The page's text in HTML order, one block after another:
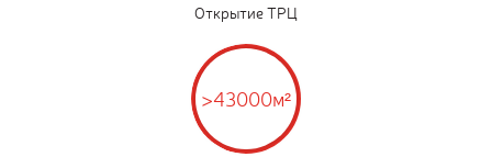
Открытие ТРЦ
>43000м²